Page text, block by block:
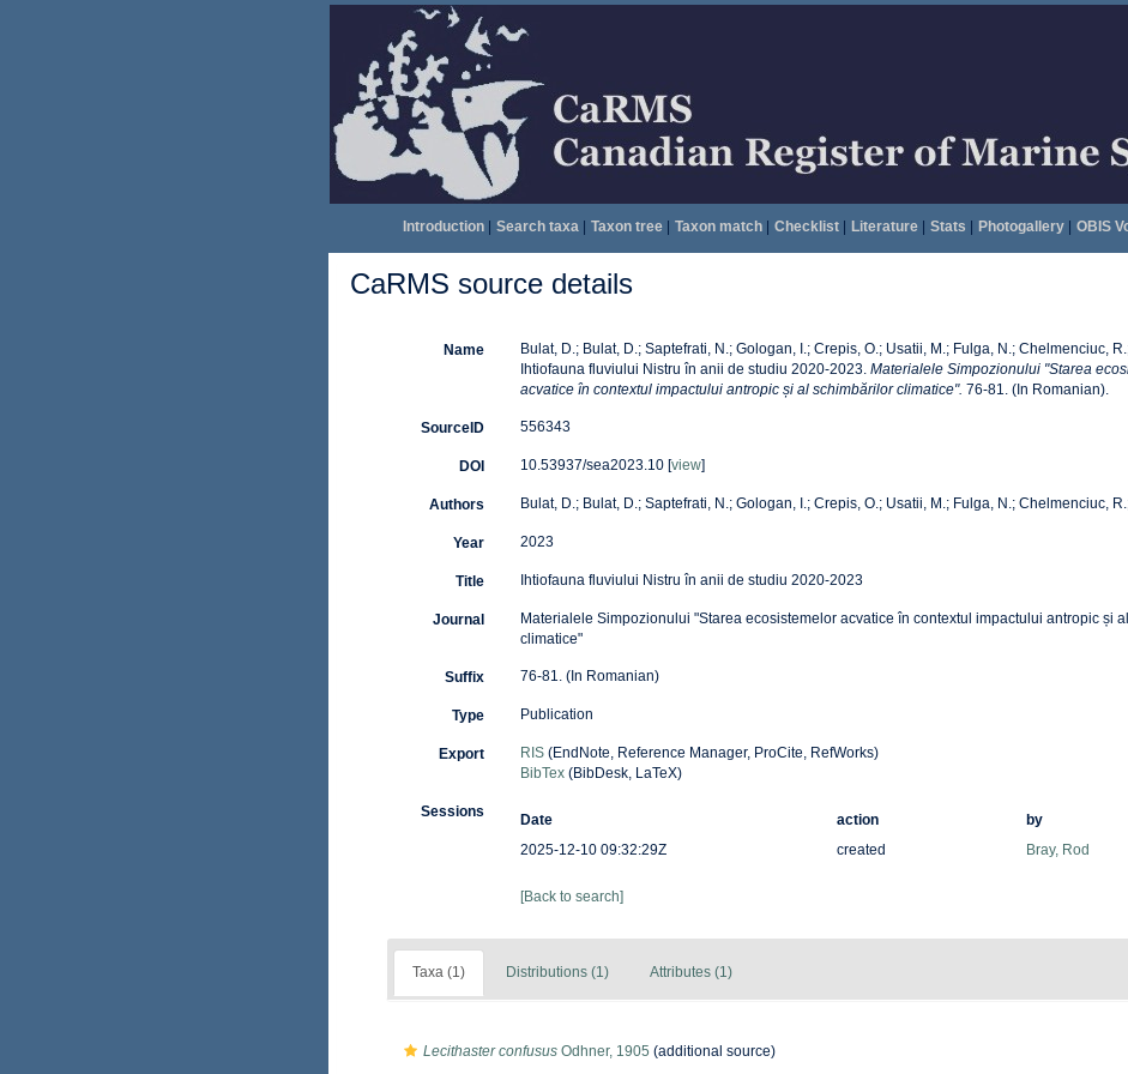
Introduction| Search taxa| Taxon tree| Taxon match| Checklist| Literature| Stats Photogallery| OBIS
CaRMS source details
Name
Bulat, D.; Bulat, D.; Saptefrati, N.; Gologan, I.; Crepis, O.; Usatii, M.; Fulga, N.; Chelmenciuc,
Ihtiofauna fluviului Nistru în anii de studiu 2020-2023. Materialele Simpozionului "Starea
acvatice în contextul impactului antropic și al schimbărilor climatice". 76-81. (In Romanian).
SourceID 556343
DOI 10.53937/sea2023.10 [view]
Authors Bulat, D.; Bulat, D.; Saptefrati, N.; Gologan, I.; Crepis, O.; Usatii, M.; Fulga, N.; Chelmenciuc,
Year 2023
Title Ihtiofauna fluviului Nistru în anii de studiu 2020-2023
Journal
Materialele Simpozionului "Starea ecosistemelor acvatice în contextul impactului antropic și
climatice"
Suffix 76-81. (In Romanian)
Type Publication
Export RIS(EndNote, Reference Manager, ProCite, RefWorks)
BibTex(BibDesk, LaTeX)
Sessions Date action
by
2025-12-10 09:32:29Z
created Bray, Rod
[Back to search]
Taxa (1) Distributions (1) Attributes (1)
Lecithaster confusus Odhner, 1905 (additional source)